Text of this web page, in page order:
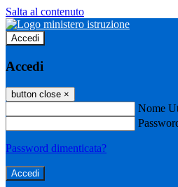
Salta al contenuto
Accedi
Accedi
button close ×
Nome
Password dimenticata?